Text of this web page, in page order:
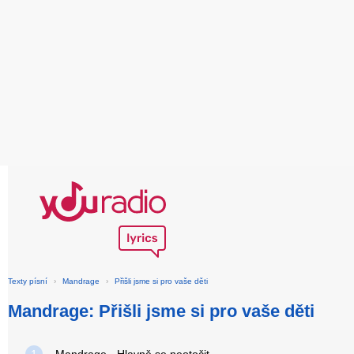
Texty písní › Mandrage › Přišli jsme si pro vaše děti
Mandrage: Přišli jsme si pro vaše děti